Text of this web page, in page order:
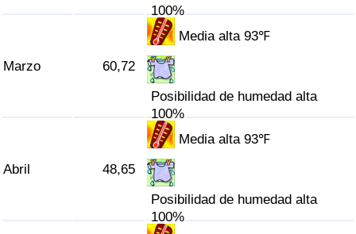
100%
Marzo 60,72
Media alta 93℉
Posibilidad de humedad alta
100%
Abril 48,65
Media alta 93℉
Posibilidad de humedad alta
100%
Índice de Tráfico (Actual)
Índice de Tráfico por País